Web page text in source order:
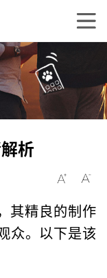
析
其精良的制作
众。以下是该